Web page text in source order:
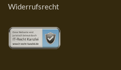
Widerrufsrecht